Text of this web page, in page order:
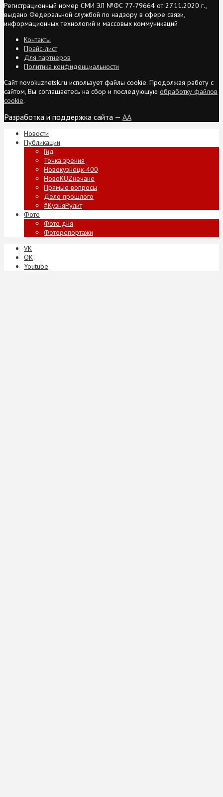
Регистрационный номер СМИ ЭЛ №ФС 77-79664 от 27.11.2020 г.,
выдано Федеральной службой по надзору в сфере связи,
информационных технологий и массовых коммуникаций
Контакты
Прайс-лист
Для партнеров
Политика конфиденциальности
Сайт novokuznetsk.ru использует файлы cookie. Продолжая работу с
сайтом, Вы соглашаетесь на сбор и последующую обработку файлов
cookie.
Разработка и поддержка сайта — AA
Новости
Публикации
Гид
Точка зрения
Новокузнецк-400
НовоKUZнечане
Прямые вопросы
Дело прошлого
#КузняРулит
Фото
Фото дня
Фоторепортажи
VK
ОК
Youtube